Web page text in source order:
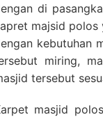
di
majsid polos
kebutuhan
miring,
tersebut
masjid